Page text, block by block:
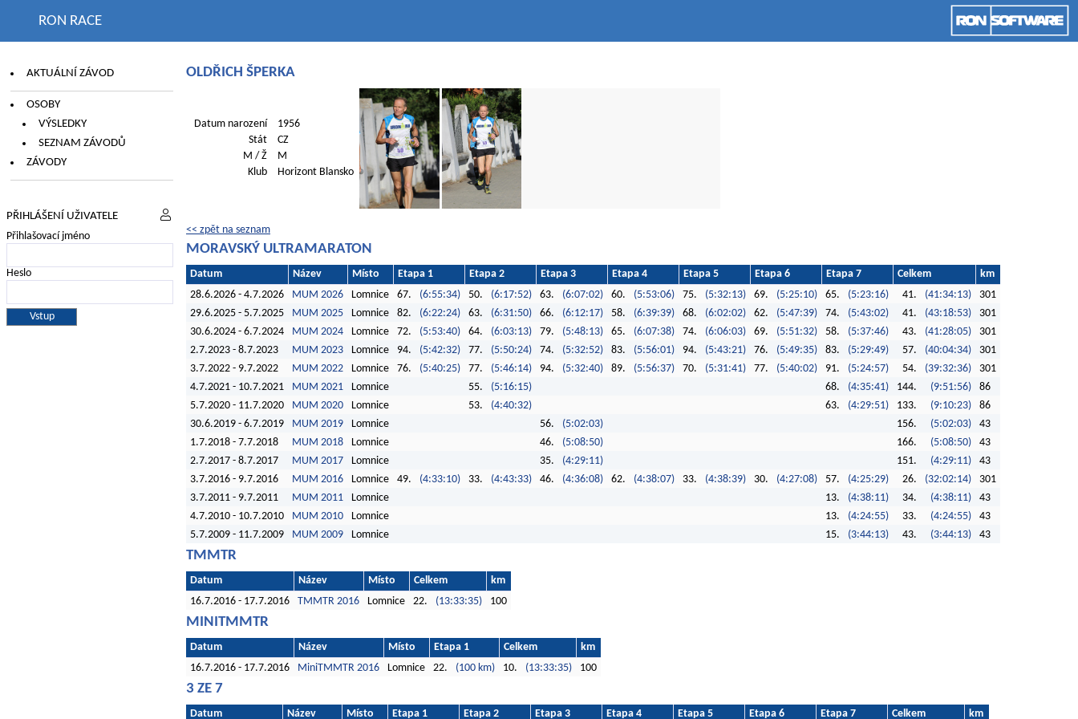
RON RACE
AKTUÁLNÍ ZÁVOD
OSOBY
VÝSLEDKY
SEZNAM ZÁVODŮ
ZÁVODY
PŘIHLÁŠENÍ UŽIVATELE
Přihlašovací jméno
Heslo
OLDŘICH ŠPERKA
Datum narození
1956
Stát
CZ
M / Ž
M
Klub
Horizont Blansko
<< zpět na seznam
MORAVSKÝ ULTRAMARATON
Datum Název Místo Etapa 1 Etapa 2 Etapa 3 Etapa 4 Etapa 5 Etapa 6 Etapa 7 Celkem
km
28.6.2026 - 4.7.2026
MUM 2026 Lomnice 67. (6:55:34) 50. (6:17:52) 63. (6:07:02) 60. (5:53:06) 75. (5:32:13) 69. (5:25:10) 65. (5:23:16) 41. (41:34:13)
301
29.6.2025 - 5.7.2025
MUM 2025 Lomnice 82. (6:22:24) 63. (6:31:50) 66. (6:12:17) 58. (6:39:39) 68. (6:02:02) 62. (5:47:39) 74. (5:43:02) 41. (43:18:53)
301
30.6.2024 - 6.7.2024
MUM 2024 Lomnice 72. (5:53:40) 64. (6:03:13) 79. (5:48:13) 65. (6:07:38) 74. (6:06:03) 69. (5:51:32) 58. (5:37:46) 43. (41:28:05)
301
2.7.2023 - 8.7.2023
MUM 2023 Lomnice 94. (5:42:32) 77. (5:50:24) 74. (5:32:52) 83. (5:56:01) 94. (5:43:21) 76. (5:49:35) 83. (5:29:49) 57. (40:04:34)
301
3.7.2022 - 9.7.2022
MUM 2022 Lomnice 76. (5:40:25) 77. (5:46:14) 94. (5:32:40) 89. (5:56:37) 70. (5:31:41) 77. (5:40:02) 91. (5:24:57) 54. (39:32:36)
301
4.7.2021 - 10.7.2021
MUM 2021 Lomnice 55. (5:16:15) 68. (4:35:41) 144. (9:51:56)
86
5.7.2020 - 11.7.2020
MUM 2020 Lomnice 53. (4:40:32) 63. (4:29:51) 133. (9:10:23)
86
30.6.2019 - 6.7.2019
MUM 2019 Lomnice 56. (5:02:03) 156. (5:02:03)
43
1.7.2018 - 7.7.2018
MUM 2018 Lomnice 46. (5:08:50) 166. (5:08:50)
43
2.7.2017 - 8.7.2017
MUM 2017 Lomnice 35. (4:29:11) 151. (4:29:11)
43
3.7.2016 - 9.7.2016
MUM 2016 Lomnice 49. (4:33:10) 33. (4:43:33) 46. (4:36:08) 62. (4:38:07) 33. (4:38:39) 30. (4:27:08) 57. (4:25:29) 26. (32:02:14)
301
3.7.2011 - 9.7.2011
MUM 2011 Lomnice 13. (4:38:11) 34. (4:38:11)
43
4.7.2010 - 10.7.2010
MUM 2010 Lomnice 13. (4:24:55) 33. (4:24:55)
43
5.7.2009 - 11.7.2009
MUM 2009 Lomnice 15. (3:44:13) 43. (3:44:13) 43
TMMTR
Datum Název Místo Celkem
km
16.7.2016 - 17.7.2016
TMMTR 2016 Lomnice 22. (13:33:35) 100
MINITMMTR
Datum Název Místo Etapa 1 Celkem
km
16.7.2016 - 17.7.2016
MiniTMMTR 2016 Lomnice 22. (100 km) 10. (13:33:35) 100
3 ZE 7
Datum Název Místo Etapa 1 Etapa 2 Etapa 3 Etapa 4 Etapa 5 Etapa 6 Etapa 7 Celkem km